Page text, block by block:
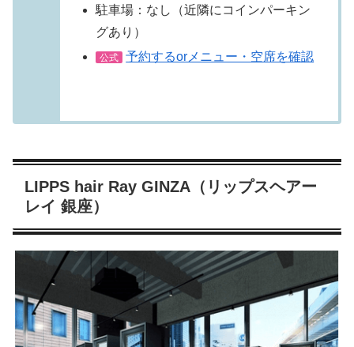
駐車場：なし（近隣にコインパーキン
グあり）
公式 予約するorメニュー・空席を確認
LIPPS hair Ray GINZA（リップスヘアー
レイ 銀座）